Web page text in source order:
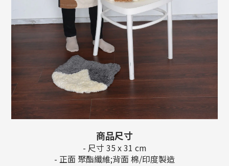
商品尺寸
- 尺寸 35 x 31 cm
- 正面 聚酯纖維;背面 棉/印度製造